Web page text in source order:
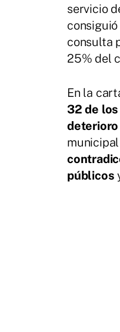
servicio
consulta
25% del
En la
32 de
deterioro
públicos